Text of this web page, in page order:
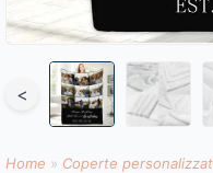
<
Home » Coperte